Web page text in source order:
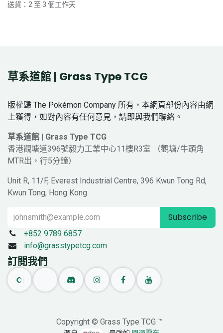
送貨：2 至 3 個工作天
草系道館 | Grass Type TCG
版權歸 The Pokémon Company 所有，本網頁部份內容由網
上獲得，如對內容有任何意見，請即與我們聯絡。
草系道館 | Grass Type TCG
香港觀塘道396號毅力工業中心11樓R3室 （觀塘/牛頭角
MTR出，行5分鐘）
Unit R, 11/F, Everest Industrial Centre, 396 Kwun Tong Rd,
Kwun Tong, Hong Kong
Subscribe
+852 9789 6857
info@grasstypetcg.com
訂閱我們
Copyright © Grass Type TCG ™